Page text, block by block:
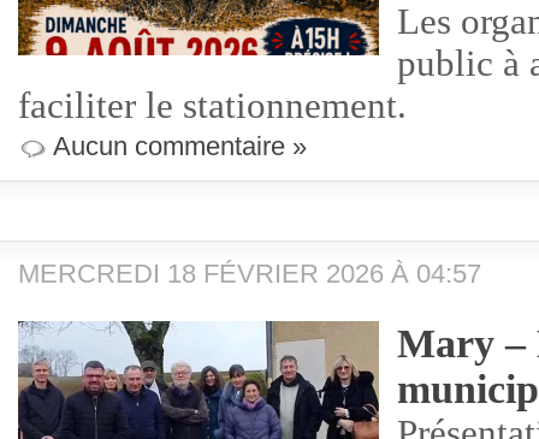
Les
public à
faciliter le stationnement.
Aucun commentaire »
MERCREDI 18 FÉVRIER 2026 À 04:57
Mary –